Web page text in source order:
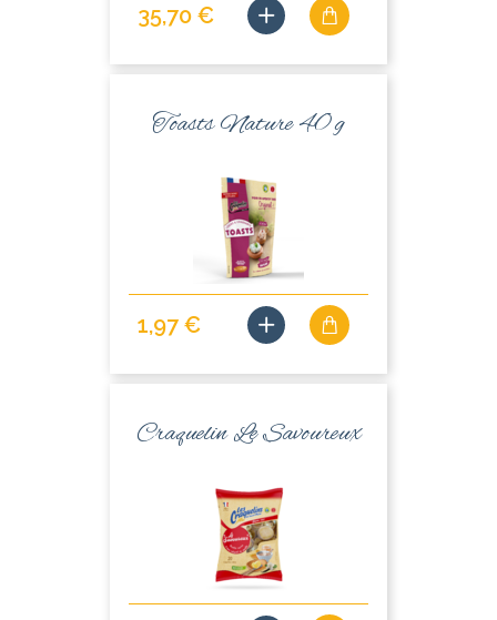
35,70 €
Toasts Nature 40 g
1,97 €
Craquelin Le Savoureux